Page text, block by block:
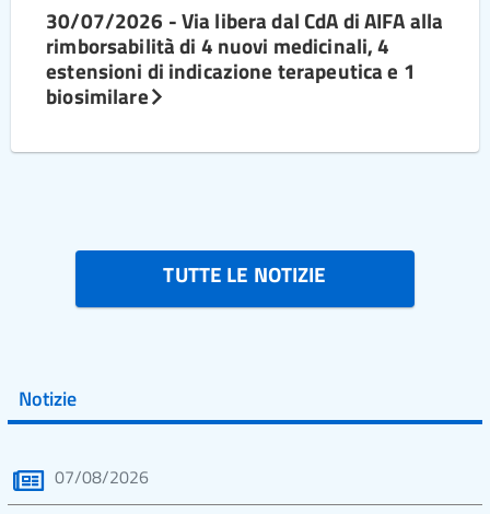
30/07/2026 - Via libera dal CdA di AIFA alla
rimborsabilità di 4 nuovi medicinali, 4
estensioni di indicazione terapeutica e 1
biosimilare
TUTTE LE NOTIZIE
Notizie
07/08/2026